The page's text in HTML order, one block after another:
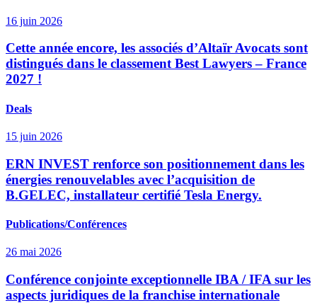
16 juin 2026
Cette année encore, les associés d’Altaïr Avocats sont
distingués dans le classement Best Lawyers – France
2027 !
Deals
15 juin 2026
ERN INVEST renforce son positionnement dans les
énergies renouvelables avec l’acquisition de
B.GELEC, installateur certifié Tesla Energy.
Publications/Conférences
26 mai 2026
Conférence conjointe exceptionnelle IBA / IFA sur les
aspects juridiques de la franchise internationale